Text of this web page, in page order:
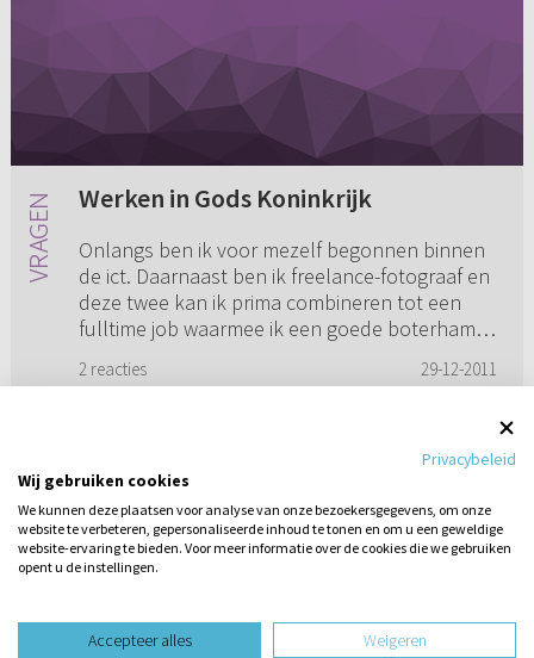
Werken in Gods Koninkrijk
Onlangs ben ik voor mezelf begonnen binnen
de ict. Daarnaast ben ik freelance-fotograaf en
deze twee kan ik prima combineren tot een
fulltime job waarmee ik een goede boterham
2 reacties 29-12-2011
1
design website dooreen vraag
Privacybeleid
Wij gebruiken cookies
We kunnen deze plaatsen voor analyse van onze bezoekersgegevens, om onze
website te verbeteren, gepersonaliseerde inhoud te tonen en om u een geweldige
website-ervaring te bieden. Voor meer informatie over de cookies die we gebruiken
opent u de instellingen.
Accepteer alles Weigeren